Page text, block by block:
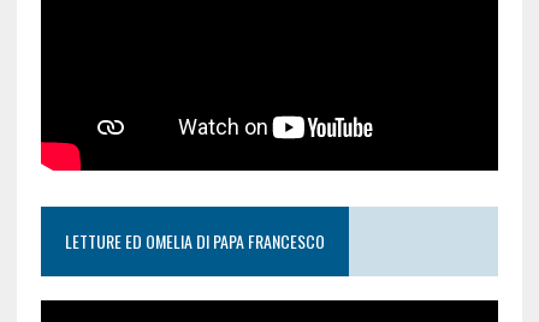
LETTURE ED OMELIA DI PAPA FRANCESCO